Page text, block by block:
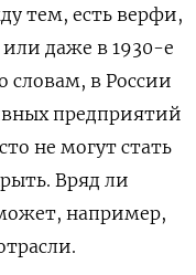
тем, есть верфи,
даже в 1930-е
словам, в России
предприятий
не могут стать
Вряд ли
например,